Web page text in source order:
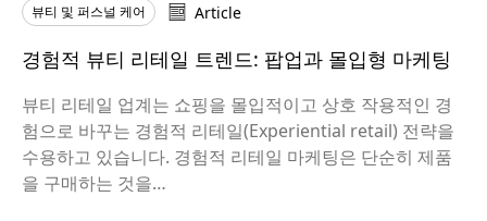
뷰티 및 퍼스널 케어
Article
경험적 뷰티 리테일 트렌드: 팝업과 몰입형 마케팅
뷰티 리테일 업계는 쇼핑을 몰입적이고 상호 작용적인 경
험으로 바꾸는 경험적 리테일(Experiential retail) 전략을
수용하고 있습니다. 경험적 리테일 마케팅은 단순히 제품
을 구매하는 것을…